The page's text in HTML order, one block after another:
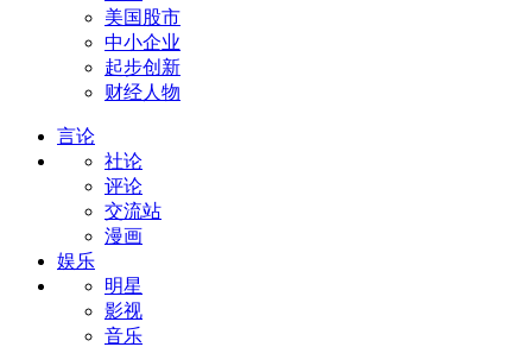
美国股市
中小企业
起步创新
财经人物
言论
社论
评论
交流站
漫画
娱乐
明星
影视
音乐